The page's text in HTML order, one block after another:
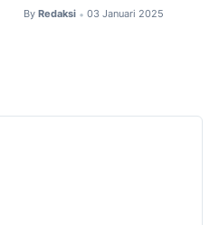
By Redaksi • 03 Januari 2025